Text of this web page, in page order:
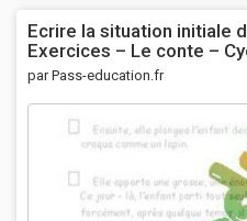
Ecrire la situation initiale
Exercices – Le conte –
par Pass-education.fr